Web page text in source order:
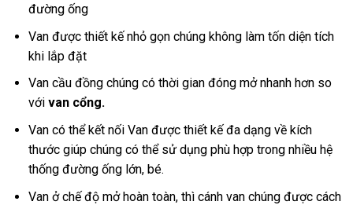
đường ống
Van được thiết kế nhỏ gọn chúng không làm tốn diện tích
khi lắp đặt
Van cầu đồng chúng có thời gian đóng mở nhanh hơn so
với van cổng.
Van có thể kết nối Van được thiết kế đa dạng về kích
thước giúp chúng có thể sử dụng phù hợp trong nhiều hệ
thống đường ống lớn, bé.
Van ở chế độ mở hoàn toàn, thì cánh van chúng được cách